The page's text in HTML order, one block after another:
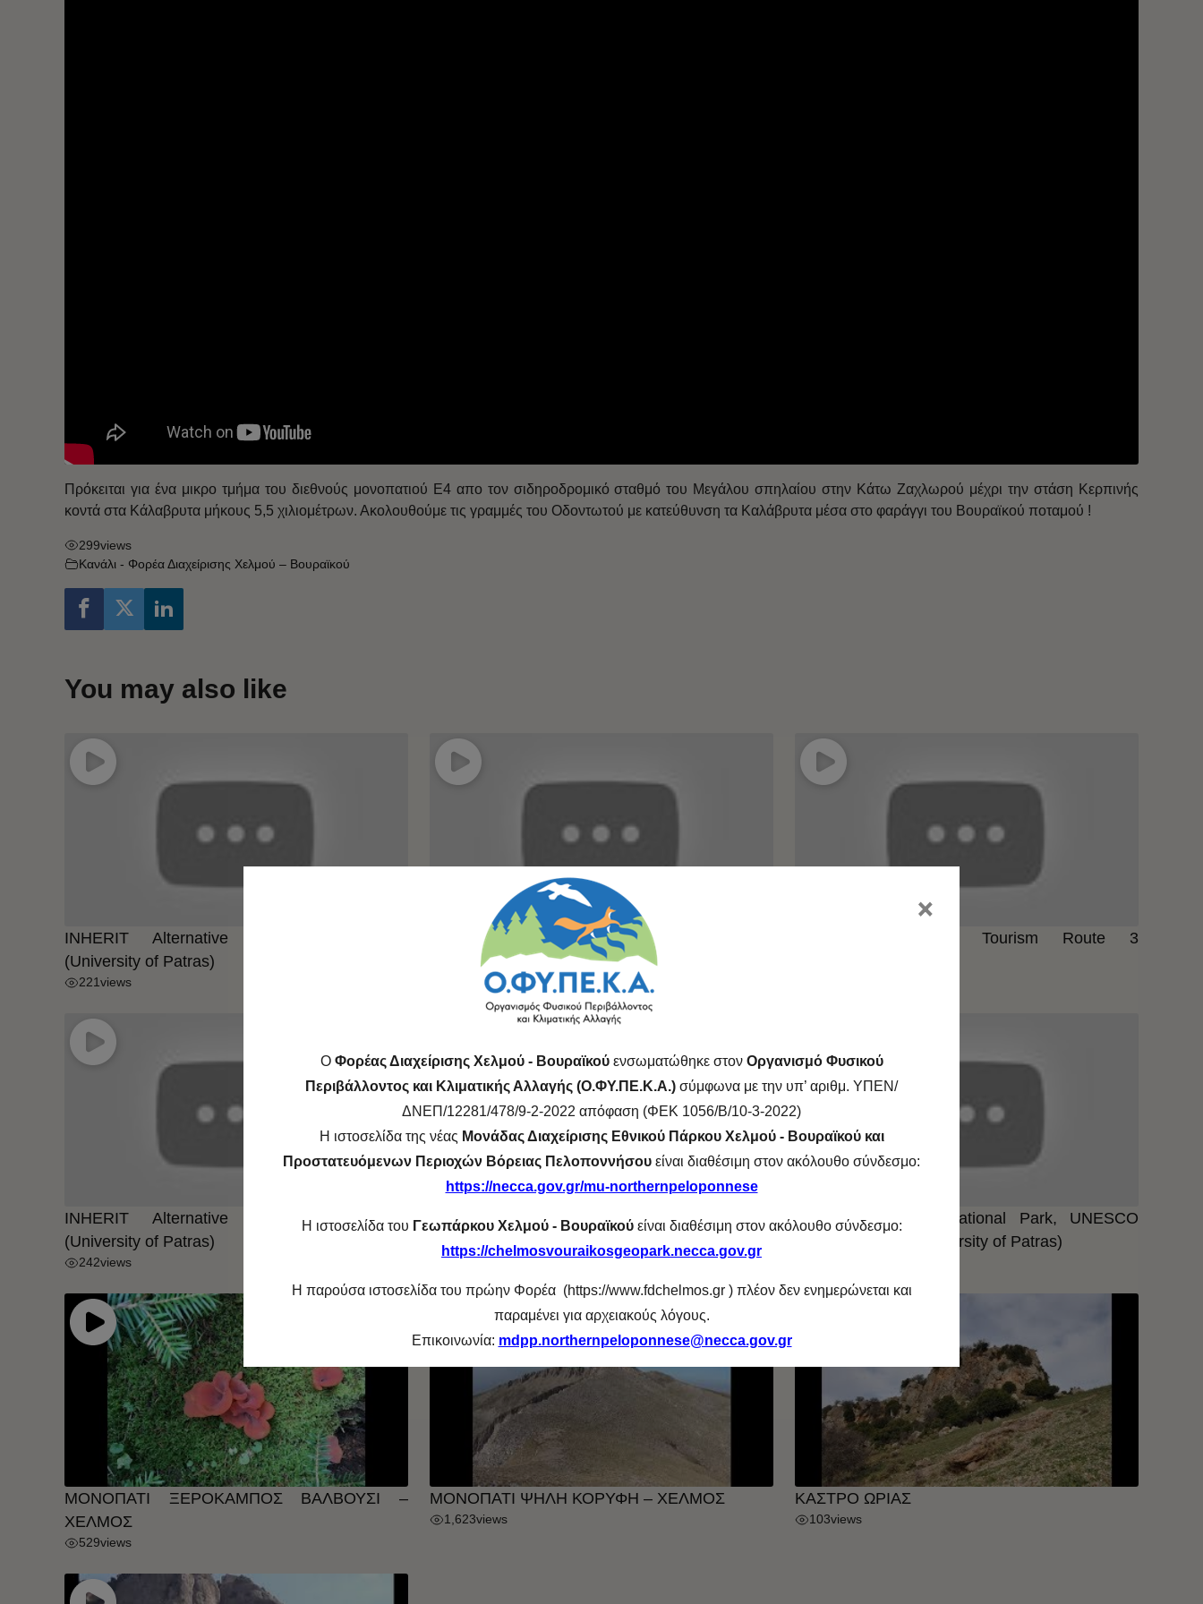
Πρόκειται για ένα μικρο τμήμα του διεθνούς μονοπατιού Ε4 απο τον σιδηροδρομικό σταθμό του Μεγάλου σπηλαίου στην Κάτω Ζαχλωρού μέχρι την στάση Κερπινής
κοντά στα Κάλαβρυτα μήκους 5,5 χιλιομέτρων. Ακολουθούμε τις γραμμές του Οδοντωτού με κατεύθυνση τα Καλάβρυτα μέσα στο φαράγγι του Βουραϊκού ποταμού !
299views
Κανάλι - Φορέα Διαχείρισης Χελμού – Βουραϊκού
You may also like
INHERIT Alternative Tourism Route 6
(University of Patras)
221views
INHERIT Alternative Tourism Route 5
(University of Patras)
views
INHERIT Alternative Tourism Route 3
INHERIT Alternative Tourism Route 2
(University of Patras)
242views
INHERIT Alternative Tourism Route 1
(University of Patras)
216views
Chelmos-Vouraikos National Park, UNESCO
Global Geopark (University of Patras)
ΜΟΝΟΠΑΤΙ ΞΕΡΟΚΑΜΠΟΣ ΒΑΛΒΟΥΣΙ –
ΧΕΛΜΟΣ
529views
ΜΟΝΟΠΑΤΙ ΨΗΛΗ ΚΟΡΥΦΗ – ΧΕΛΜΟΣ
1,623views
ΚΑΣΤΡΟ ΩΡΙΑΣ
103views
×
O Φορέας Διαχείρισης Χελμού - Βουραϊκού ενσωματώθηκε στον Οργανισμό Φυσικού
Περιβάλλοντος και Κλιματικής Αλλαγής (Ο.ΦΥ.ΠΕ.Κ.Α.) σύμφωνα με την υπ’ αριθμ. ΥΠΕΝ/
ΔΝΕΠ/12281/478/9-2-2022 απόφαση (ΦΕΚ 1056/Β/10-3-2022)
Η ιστοσελίδα της νέας Μονάδας Διαχείρισης Εθνικού Πάρκου Χελμού - Βουραϊκού και
Προστατευόμενων Περιοχών Βόρειας Πελοποννήσου είναι διαθέσιμη στον ακόλουθο σύνδεσμο:
https://necca.gov.gr/mu-northernpeloponnese
Η ιστοσελίδα του Γεωπάρκου Χελμού - Βουραϊκούείναι διαθέσιμη στον ακόλουθο σύνδεσμο:
https://chelmosvouraikosgeopark.necca.gov.gr
Η παρούσα ιστοσελίδα του πρώην Φορέα (https://www.fdchelmos.gr ) πλέον δεν ενημερώνεται και
παραμένει για αρχειακούς λόγους.
Επικοινωνία: mdpp.northernpeloponnese@necca.gov.gr